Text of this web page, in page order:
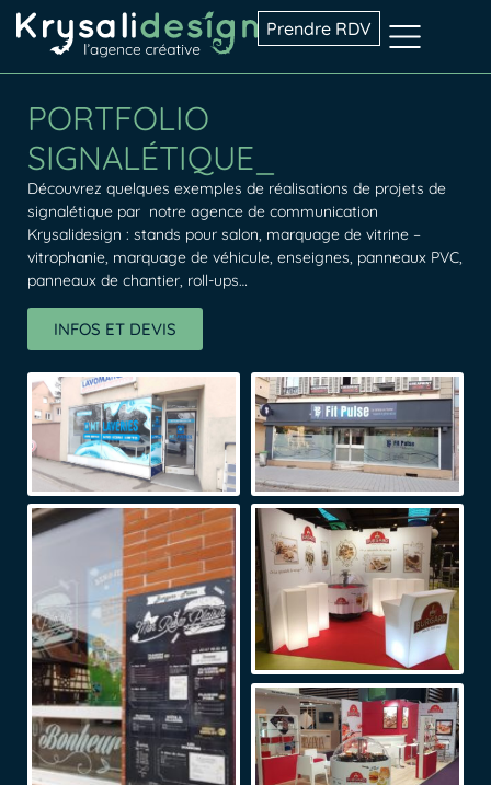
Prendre RDV
PORTFOLIO
SIGNALÉTIQUE_
Découvrez quelques exemples de réalisations de projets de
signalétique par notre agence de communication
Krysalidesign : stands pour salon, marquage de vitrine –
vitrophanie, marquage de véhicule, enseignes, panneaux PVC,
panneaux de chantier, roll-ups…
INFOS ET DEVIS